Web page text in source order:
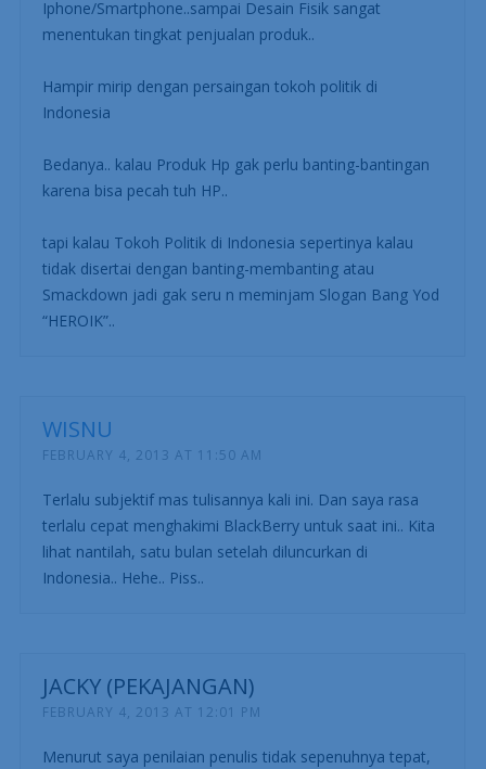
Iphone/Smartphone..sampai Desain Fisik sangat
menentukan tingkat penjualan produk..
Hampir mirip dengan persaingan tokoh politik di
Indonesia
Bedanya.. kalau Produk Hp gak perlu banting-bantingan
karena bisa pecah tuh HP..
tapi kalau Tokoh Politik di Indonesia sepertinya kalau
tidak disertai dengan banting-membanting atau
Smackdown jadi gak seru n meminjam Slogan Bang Yod
“HEROIK”..
WISNU
FEBRUARY 4, 2013 AT 11:50 AM
Terlalu subjektif mas tulisannya kali ini. Dan saya rasa
terlalu cepat menghakimi BlackBerry untuk saat ini.. Kita
lihat nantilah, satu bulan setelah diluncurkan di
Indonesia.. Hehe.. Piss..
JACKY (PEKAJANGAN)
FEBRUARY 4, 2013 AT 12:01 PM
Menurut saya penilaian penulis tidak sepenuhnya tepat,